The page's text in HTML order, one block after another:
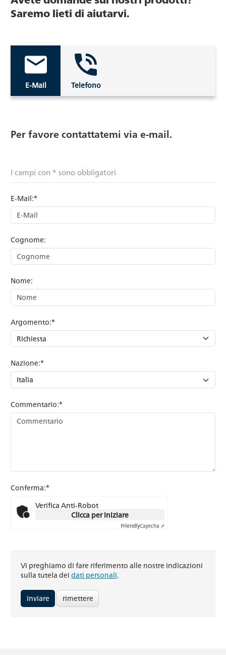
Saremo lieti di aiutarvi.
E-Mail Telefono
Per favore contattatemi via e-mail.
I campi con * sono obbligatori
E-Mail:*
Cognome:
Nome:
Argomento:*
Nazione:*
Commentario:*
Conferma:*
Verifica Anti-Robot
Clicca per iniziare
FriendlyCaptcha ⇗
Vi preghiamo di fare riferimento alle nostre indicazioni
sulla tutela dei dati personali.
rimettere